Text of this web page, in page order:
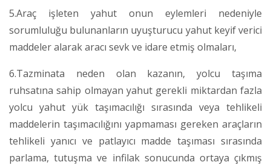
5.Araç işleten yahut onun eylemleri nedeniyle
sorumluluğu bulunanların uyuşturucu yahut keyif verici
maddeler alarak aracı sevk ve idare etmiş olmaları,
6.Tazminata neden olan kazanın, yolcu taşıma
ruhsatına sahip olmayan yahut gerekli miktardan fazla
yolcu yahut yük taşımacılığı sırasında veya tehlikeli
maddelerin taşımacılığını yapmaması gereken araçların
tehlikeli yanıcı ve patlayıcı madde taşıması sırasında
parlama, tutuşma ve infilak sonucunda ortaya çıkmış